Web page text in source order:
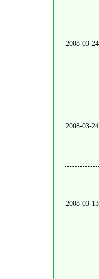
2008-03-24
2008-03-24
2008-03-13